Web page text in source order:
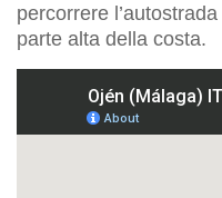
percorrere
parte alta della costa.